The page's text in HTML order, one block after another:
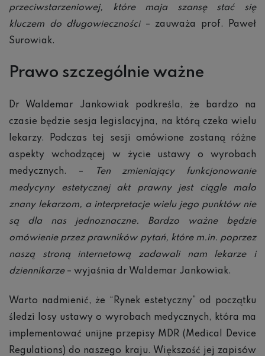
przeciwstarzeniowej, które maja szansę stać się
kluczem do długowieczności– zauważa prof. Paweł
Surowiak.
Prawo szczególnie ważne
Dr Waldemar Jankowiak podkreśla, że bardzo na
czasie będzie sesja legislacyjna, na którą czeka wielu
lekarzy. Podczas tej sesji omówione zostaną różne
aspekty wchodzącej w życie ustawy o wyrobach
medycznych. –
Ten zmieniający funkcjonowanie
medycyny estetycznej akt prawny jest ciągle mało
znany lekarzom, a interpretacje wielu jego punktów nie
są dla nas jednoznaczne. Bardzo ważne będzie
omówienie przez prawników pytań, które m.in. poprzez
naszą stroną internetową zadawali nam lekarze i
dziennikarze– wyjaśnia dr Waldemar Jankowiak.
Warto nadmienić, że “Rynek estetyczny” od początku
śledzi losy ustawy o wyrobach medycznych, która ma
implementować unijne przepisy MDR (Medical Device
Regulations) do naszego kraju. Większość jej zapisów